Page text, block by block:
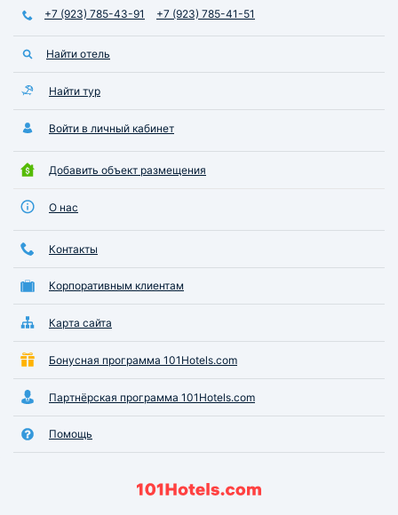
+7 (923) 785-43-91 +7 (923) 785-41-51
Найти отель
Найти тур
Войти в личный кабинет
Добавить объект размещения
О нас
Контакты
Корпоративным клиентам
Карта сайта
Бонусная программа 101Hotels.com
Партнёрская программа 101Hotels.com
Помощь